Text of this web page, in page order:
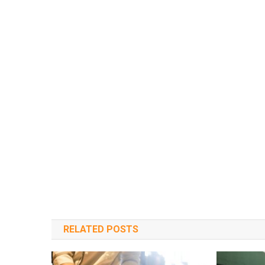
RELATED POSTS